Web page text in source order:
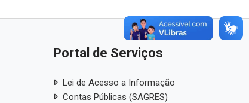
Portal de Serviços
Lei de Acesso a Informação
Contas Públicas (SAGRES)